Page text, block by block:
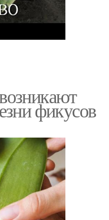
фикусов